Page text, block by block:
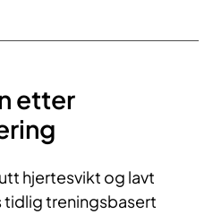
etter
hjertesvikt og lavt
tidlig treningsbasert